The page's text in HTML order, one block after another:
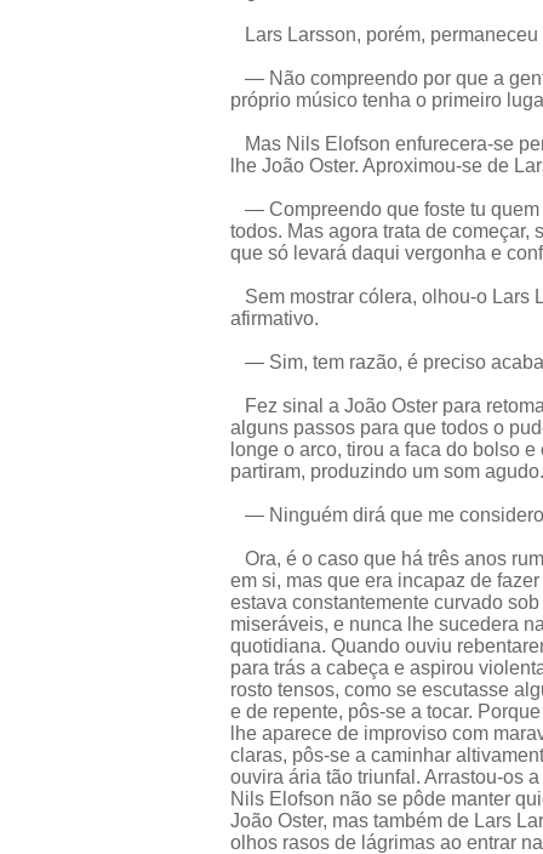
Lars Larsson, porém,
— Não compreendo por que a
próprio músico tenha o primeiro
Mas Nils Elofson enfurecera-se
lhe João Oster. Aproximou-se de
— Compreendo que foste tu quem
todos. Mas agora trata de começar,
que só levará daqui vergonha e
Sem mostrar cólera, olhou-o Lars
afirmativo.
— Sim, tem razão, é preciso
Fez sinal a João Oster para
alguns passos para que todos o
longe o arco, tirou a faca do bolso
partiram, produzindo um som agudo.
— Ninguém dirá que me
Ora, é o caso que há três anos
em si, mas que era incapaz de
estava constantemente curvado
miseráveis, e nunca lhe sucedera
quotidiana. Quando ouviu
para trás a cabeça e aspirou
rosto tensos, como se escutasse
e de repente, pôs-se a tocar.
lhe aparece de improviso com
claras, pôs-se a caminhar
ouvira ária tão triunfal. Arrastou-os
Nils Elofson não se pôde manter
João Oster, mas também de Lars
olhos rasos de lágrimas ao entrar